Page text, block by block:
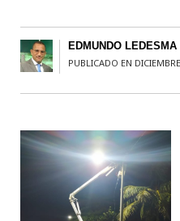
EDMUNDO LEDESMA
PUBLICADO EN